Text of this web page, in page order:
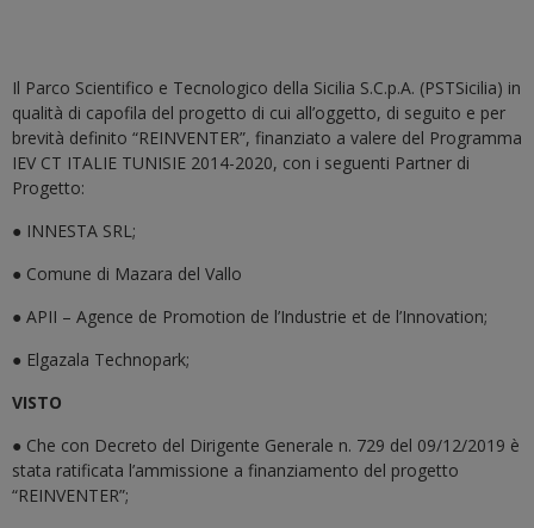
Il Parco Scientifico e Tecnologico della Sicilia S.C.p.A. (PSTSicilia) in
qualità di capofila del progetto di cui all’oggetto, di seguito e per
brevità definito “REINVENTER”, finanziato a valere del Programma
IEV CT ITALIE TUNISIE 2014-2020, con i seguenti Partner di
Progetto:
● INNESTA SRL;
● Comune di Mazara del Vallo
● APII – Agence de Promotion de l’Industrie et de l’Innovation;
● Elgazala Technopark;
VISTO
● Che con Decreto del Dirigente Generale n. 729 del 09/12/2019 è
stata ratificata l’ammissione a finanziamento del progetto
“REINVENTER”;